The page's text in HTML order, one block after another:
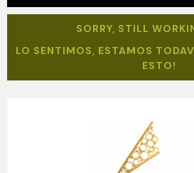
SORRY, STILL
LO SENTIMOS, ESTAMOS
ESTO!